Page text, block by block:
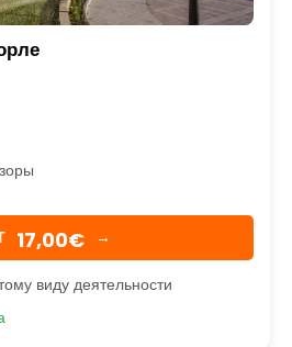
17,00€ →
виду деятельности